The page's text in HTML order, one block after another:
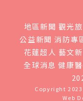
地區新聞 觀光
公益新聞 消防專
花蓮超人 藝文
全球消息 健康
Copyright
Web